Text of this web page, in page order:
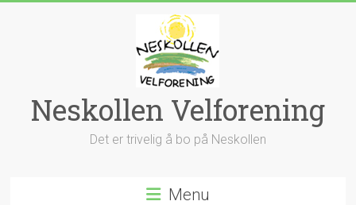
Neskollen Velforening
Det er trivelig å bo på Neskollen
Menu